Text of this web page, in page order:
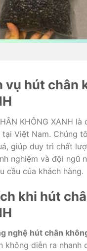
vụ hút chân
KHÔNG XANH
tại Việt Nam. Chúng
giúp duy trì chất
nghiệm và đội ngũ
cầu của khách hàng.
khi hút
nghệ hút chân
không diễn ra